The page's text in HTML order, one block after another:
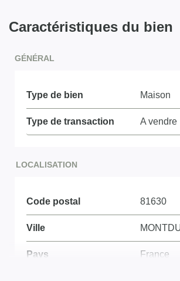
Caractéristiques du bien
GÉNÉRAL
Type de bien Maison
Type de transaction A vendre
LOCALISATION
Code postal 81630
Ville
Pays France